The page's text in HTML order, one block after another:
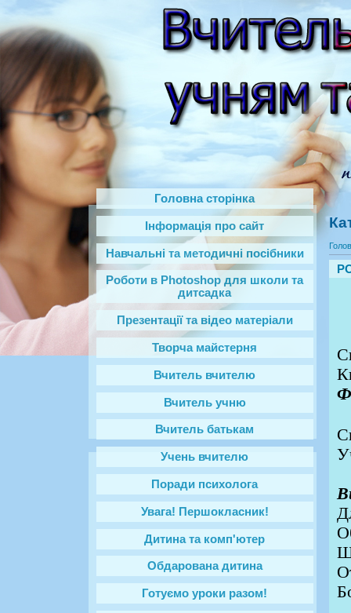
Головна сторінка
Інформація про сайт
Навчальні та методичні посібники
Роботи в Photoshop‎ для школи та
дитсадка
Презентації та відео матеріали
Творча майстерня
Вчитель вчителю
Вчитель учню
Вчитель батькам
Учень вчителю
Поради психолога
Увага! Першокласник!
Дитина та комп'ютер
Обдарована дитина
Готуємо уроки разом!